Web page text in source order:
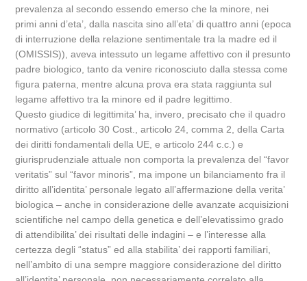
prevalenza al secondo essendo emerso che la minore, nei
primi anni d’eta’, dalla nascita sino all’eta’ di quattro anni (epoca
di interruzione della relazione sentimentale tra la madre ed il
(OMISSIS)), aveva intessuto un legame affettivo con il presunto
padre biologico, tanto da venire riconosciuto dalla stessa come
figura paterna, mentre alcuna prova era stata raggiunta sul
legame affettivo tra la minore ed il padre legittimo.
Questo giudice di legittimita’ ha, invero, precisato che il quadro
normativo (articolo 30 Cost., articolo 24, comma 2, della Carta
dei diritti fondamentali della UE, e articolo 244 c.c.) e
giurisprudenziale attuale non comporta la prevalenza del “favor
veritatis” sul “favor minoris”, ma impone un bilanciamento fra il
diritto all’identita’ personale legato all’affermazione della verita’
biologica – anche in considerazione delle avanzate acquisizioni
scientifiche nel campo della genetica e dell’elevatissimo grado
di attendibilita’ dei risultati delle indagini – e l’interesse alla
certezza degli “status” ed alla stabilita’ dei rapporti familiari,
nell’ambito di una sempre maggiore considerazione del diritto